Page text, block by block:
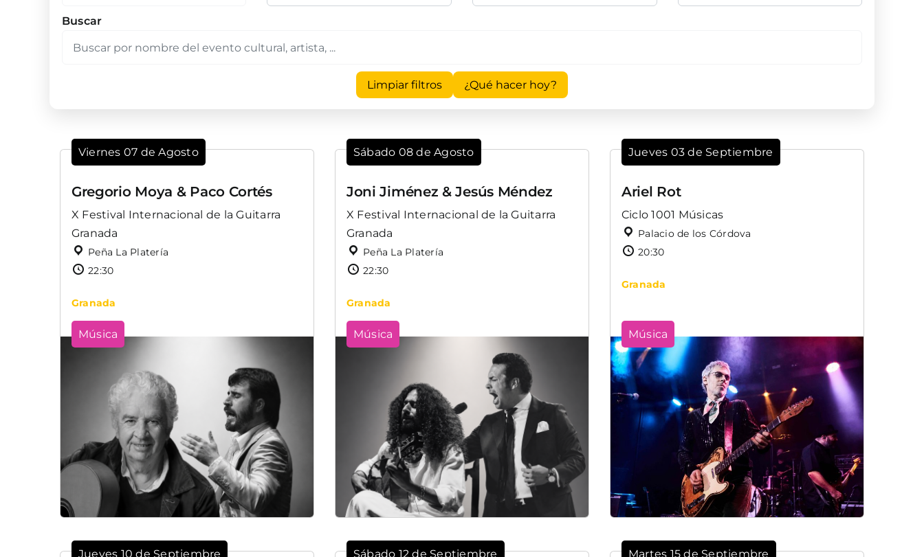
Buscar
Limpiar filtros ¿Qué hacer hoy?
Viernes 07 de Agosto
Gregorio Moya & Paco Cortés
X Festival Internacional de la Guitarra
Granada
Peña La Platería
22:30
Granada
Música
Sábado 08 de Agosto
Joni Jiménez & Jesús Méndez
X Festival Internacional de la Guitarra
Granada
Peña La Platería
22:30
Granada
Música
Jueves 03 de Septiembre
Ariel Rot
Ciclo 1001 Músicas
Palacio de los Córdova
20:30
Granada
Música
Jueves 10 de Septiembre Sábado 12 de Septiembre Martes 15 de Septiembre